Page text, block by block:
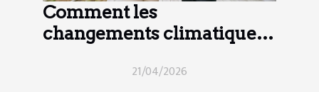
Comment les
changements climatiques
immobilier ?21/04/2026